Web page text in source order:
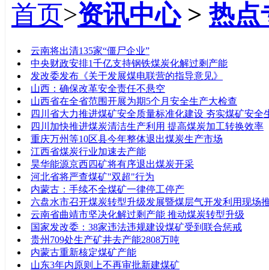
首页>资讯中心> 热点
云南将出清135家“僵尸企业”
中央财政安排1千亿支持钢铁煤炭化解过剩产能
发改委发布《关于发展煤电联营的指导意见》
山西：确保改革安全责任不悬空
山西省在全省范围开展为期5个月安全生产大检查
四川省大力推进煤矿安全质量标准化建设 夯实煤矿安全
四川加快推进煤炭清洁生产利用 提高煤炭加工转换效率
重庆万州等10区县今年整体退出煤炭生产市场
江西省煤炭行业加速去产能
昊华能源京西四矿将有序退出煤炭开采
河北省将严查煤矿"双超"行为
内蒙古：手续不全煤矿一律停工停产
六盘水市召开煤炭转型升级发展暨煤层气开发利用现场
云南省曲靖市坚决化解过剩产能 推动煤炭转型升级
国家发改委：38家违法违规建设煤矿受到联合惩戒
贵州709处生产矿井去产能2808万吨
内蒙古重新核定煤矿产能
山东3年内原则上不再审批新建煤矿